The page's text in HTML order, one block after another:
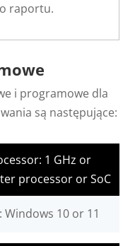
raportu.
i programowe dla
są następujące:
1 GHz or
processor or SoC
Windows 10 or 11